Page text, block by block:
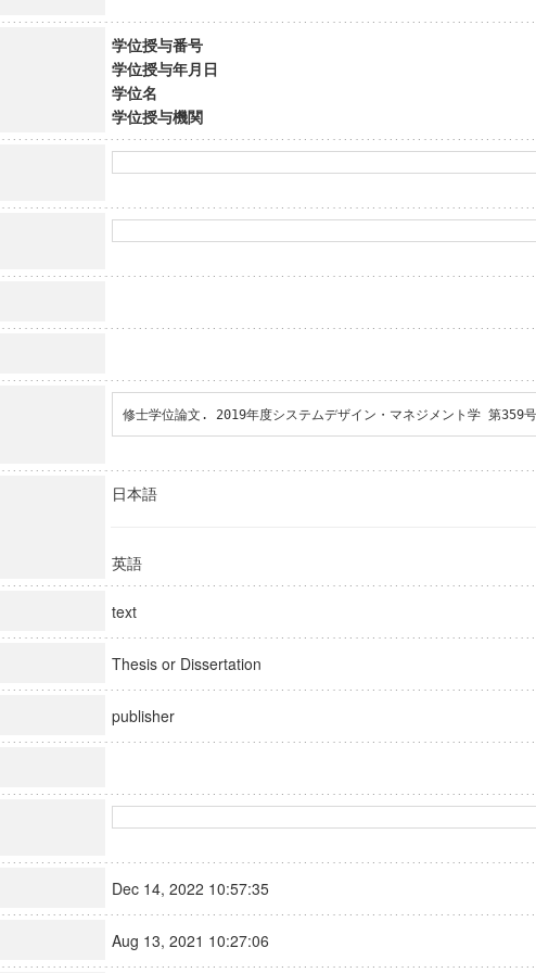
学位授与番号
学位授与年月日
学位名
学位授与機関
修士学位論文. 2019年度システムデザイン・マネジメント学 第359
日本語
英語
text
Thesis or Dissertation
publisher
Dec 14, 2022 10:57:35
Aug 13, 2021 10:27:06